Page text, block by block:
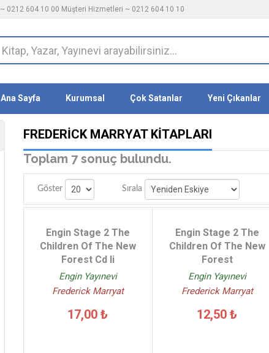
~ 0212 604 10 00 Müşteri Hizmetleri ~ 0212 604 10 10
Ana Sayfa Kurumsal Çok Satanlar Yeni Çıkanlar
FREDERICK MARRYAT KITAPLARI
Toplam 7 sonuç bulundu.
Göster Sırala Stoktakiler
Engin Stage 2 The
Children Of The New
Forest Cd li
Engin Yayınevi
Frederick Marryat
17,00 ₺
Engin Stage 2 The
Children Of The New
Forest
Engin Yayınevi
Frederick Marryat
12,50 ₺